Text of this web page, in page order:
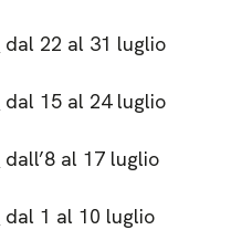
dal 22 al 31 luglio
dal 15 al 24 luglio
dall’8 al 17 luglio
dal 1 al 10 luglio